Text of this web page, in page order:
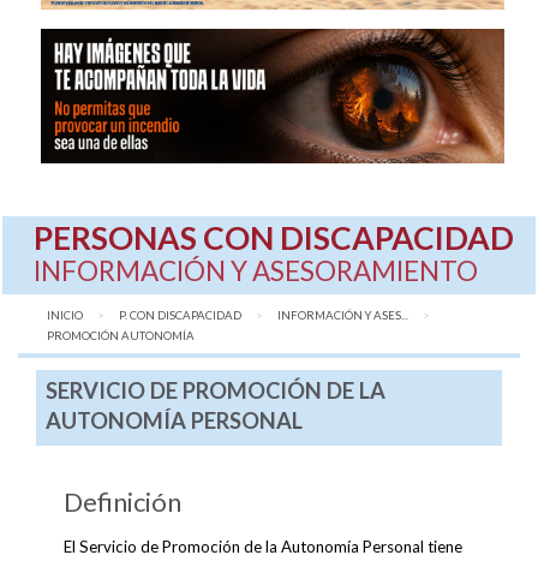
PERSONAS CON DISCAPACIDAD
INFORMACIÓN Y ASESORAMIENTO
INICIO P. CON DISCAPACIDAD
INFORMACIÓN Y ASES...
AQUÍ:
PROMOCIÓN AUTONOMÍA
SERVICIO DE PROMOCIÓN DE LA
AUTONOMÍA PERSONAL
Definición
El Servicio de Promoción de la Autonomía Personal tiene